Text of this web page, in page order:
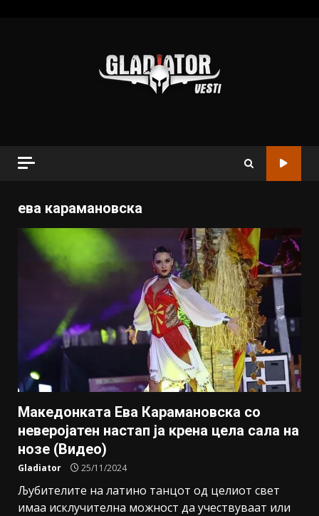
ева карамановска
Македонката Ева Карамановска со
неверојатен настап ја крена цела сала на
нозе (Видео)
Gladiator 25/11/2024
Љубителите на латино танцот од целиот свет
имаа исклучителна можност да учествуваат или